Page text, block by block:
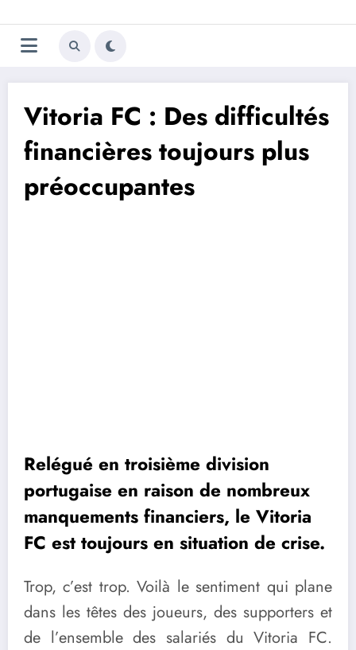
au
contenu
Trivela
L'actualité du football
Vitoria FC : Des difficultés
financières toujours plus
préoccupantes
Relégué en troisième division
portugaise en raison de nombreux
manquements financiers, le Vitoria
FC est toujours en situation de crise.
Trop, c’est trop. Voilà le sentiment qui plane
dans les têtes des joueurs, des supporters et
de l’ensemble des salariés du Vitoria FC.